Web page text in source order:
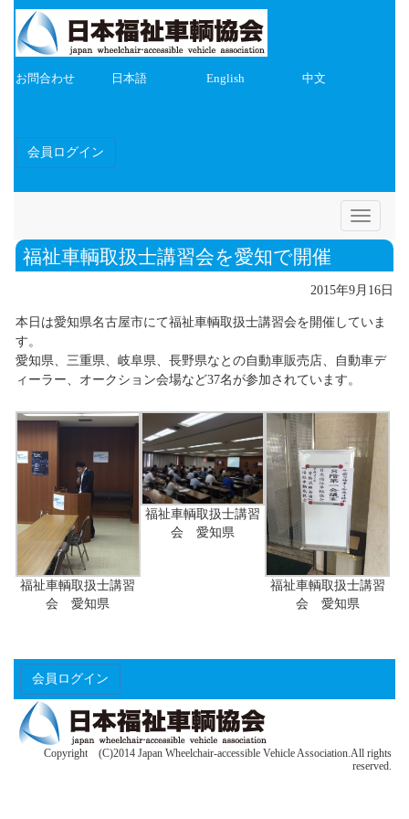
お問合わせ 日本語 English 中文
会員ログイン
Toggle
福祉車輌取扱士講習会を愛知で開催
2015年9月16日
本日は愛知県名古屋市にて福祉車輌取扱士講習会を開催していま
す。
愛知県、三重県、岐阜県、長野県なとの自動車販売店、自動車デ
ィーラー、オークション会場など37名が参加されています。
福祉車輌取扱士講習
会 愛知県
福祉車輌取扱士講習
会 愛知県
福祉車輌取扱士講習
会 愛知県
会員ログイン
Copyright (C)2014 Japan Wheelchair-accessible Vehicle Association.All rights
reserved.